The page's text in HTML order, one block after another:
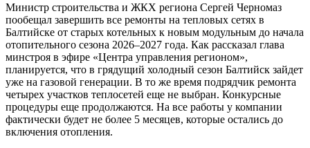
Министр строительства и ЖКХ региона Сергей Черномаз
пообещал завершить все ремонты на тепловых сетях в
Балтийске от старых котельных к новым модульным до начала
отопительного сезона 2026–2027 года. Как рассказал глава
минстроя в эфире «Центра управления регионом»,
планируется, что в грядущий холодный сезон Балтийск зайдет
уже на газовой генерации. В то же время подрядчик ремонта
четырех участков теплосетей еще не выбран. Конкурсные
процедуры еще продолжаются. На все работы у компании
фактически будет не более 5 месяцев, которые остались до
включения отопления.